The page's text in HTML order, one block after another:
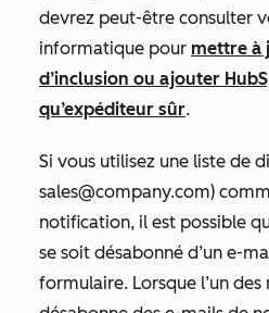
devrez peut-être consulter
informatique pour mettre à
d’inclusion ou ajouter
qu’expéditeur sûr.
Si vous utilisez une liste de
sales@company.com)
notification, il est possible
se soit désabonné d’un e-
formulaire. Lorsque l’un